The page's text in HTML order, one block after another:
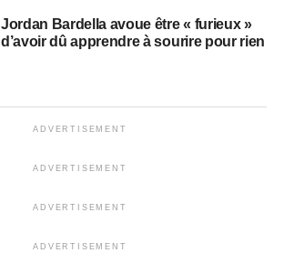
Jordan Bardella avoue être « furieux »
d’avoir dû apprendre à sourire pour rien
ADVERTISEMENT
ADVERTISEMENT
ADVERTISEMENT
ADVERTISEMENT